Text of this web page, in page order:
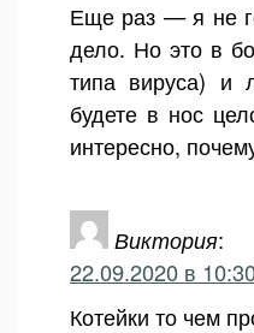
Еще раз — я не
дело. Но это в
типа вируса) и
будете в нос
интересно,
Виктория:
22.09.2020 в
Котейки то чем